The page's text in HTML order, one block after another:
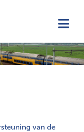
van de